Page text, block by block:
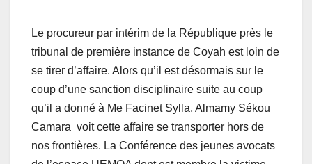
Le procureur par intérim de la République près le
tribunal de première instance de Coyah est loin de
se tirer d’affaire. Alors qu’il est désormais sur le
coup d’une sanction disciplinaire suite au coup
qu’il a donné à Me Facinet Sylla, Almamy Sékou
Camara voit cette affaire se transporter hors de
nos frontières. La Conférence des jeunes avocats